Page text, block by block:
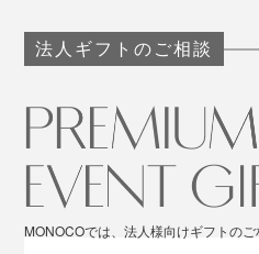
の香りが好きな方に、き
す。
法人ギフトのご相談
MONOCOでは、法人様向けギフトのご